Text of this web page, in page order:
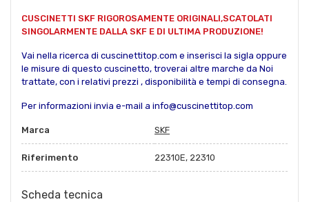
CUSCINETTI SKF RIGOROSAMENTE ORIGINALI,SCATOLATI
SINGOLARMENTE DALLA SKF E DI ULTIMA PRODUZIONE!
Vai nella ricerca di cuscinettitop.com e inserisci la sigla oppure
le misure di questo cuscinetto, troverai altre marche da Noi
trattate, con i relativi prezzi , disponibilità e tempi di consegna.
Per informazioni invia e-mail a info@cuscinettitop.com
Marca SKF
Riferimento 22310E, 22310
Scheda tecnica